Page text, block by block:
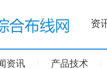
资
资讯 产品技术